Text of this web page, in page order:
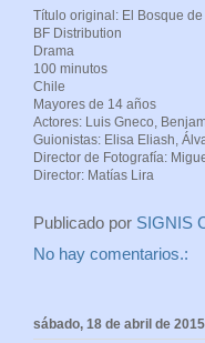
Título original: El Bosque
BF
100 minutos
Actores: Luis Gneco,
Guionistas: Elisa Eliash,
Director de Fotografía:
Director: Matías Lira
Publicado por SIGNIS
No hay comentarios.:
sábado, 18 de abril de 2015